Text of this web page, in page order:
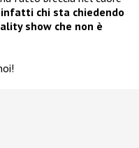
infatti chi sta chiedendo
show che non è